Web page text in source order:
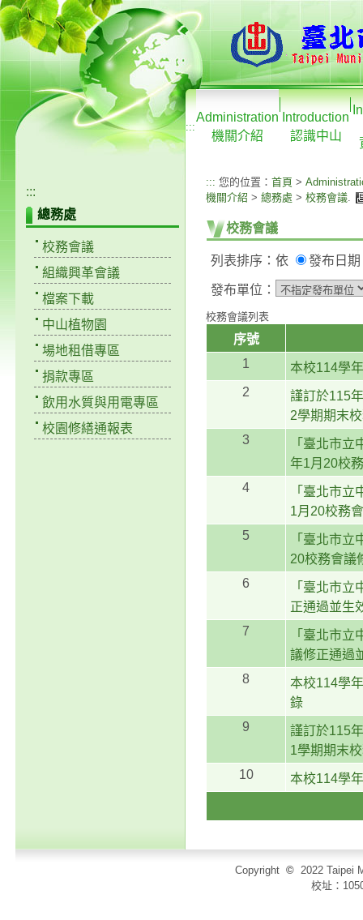
:::
Administration
機關介紹
Introduction
認識中山
:::
總務處
校務會議
組織興革會議
檔案下載
中山植物園
場地租借專區
捐款專區
飲用水質與用電專區
校園修繕通報表
::: 您的位置： 首頁 >
機關介紹 > 總務處 > 校務會議.
校務會議
列表排序：依 發布日期
發布單位：
校務會議列表
序號
1
本校114學
2
謹訂於115
2學期期末
3
「臺北市
年1月20校
4
「臺北市
1月20校務
5
「臺北市
20校務會議
6
「臺北市
正通過並生
7
「臺北市
議修正通過
8
本校114學
錄
9
謹訂於115
1學期期末
10
本校114學
Copyright © 2022 Taipei
校址：